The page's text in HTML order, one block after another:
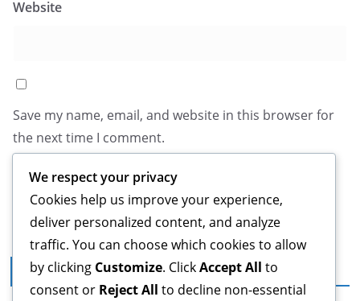
Website
Save my name, email, and website in this browser for
the next time I comment.
Juridisch
We respect your privacy
Cookies help us improve your experience,
deliver personalized content, and analyze
traffic. You can choose which cookies to allow
by clicking Customize. ClickAccept All to
consent or Reject All to decline non-essential